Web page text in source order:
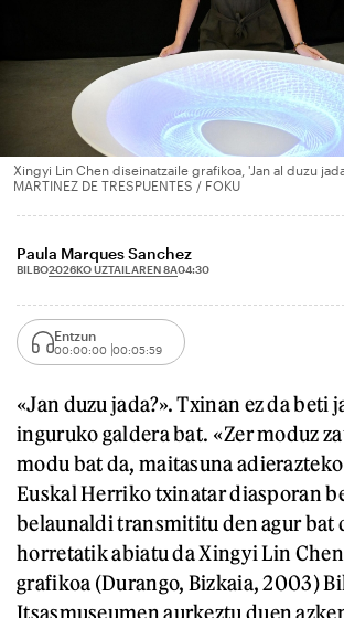
Xingyi Lin Chen diseinatzaile grafikoa, 'Jan al duzu
MARTINEZ DE TRESPUENTES / FOKU
Paula Marques Sanchez
BILBO2026KO UZTAILAREN 8A04:30
Entzun
00:00:00 00:05:59
«Jan duzu jada?». Txinan ez da beti
inguruko galdera bat. «Zer moduz
modu bat da, maitasuna
Euskal Herriko txinatar diasporan
belaunaldi transmititu den agur bat
horretatik abiatu da Xingyi Lin
grafikoa (Durango, Bizkaia, 2003)
Itsasmuseumen aurkeztu duen